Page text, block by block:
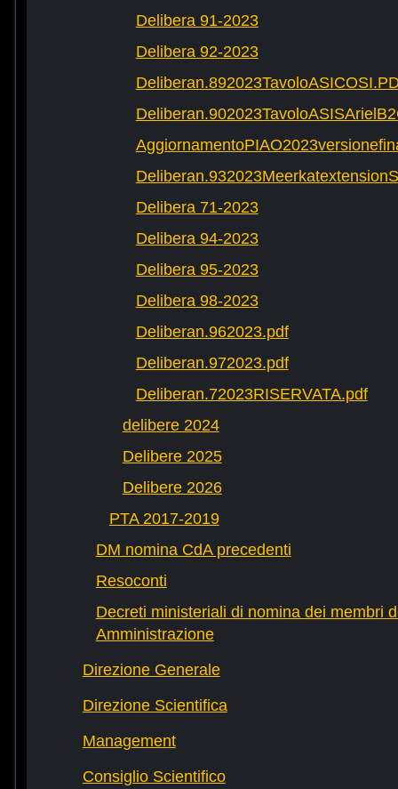
Delibera 91-2023
Delibera 92-2023
Delibera 71-2023
Delibera 94-2023
Delibera 95-2023
Delibera 98-2023
Deliberan.962023.pdf
Deliberan.972023.pdf
Deliberan.72023RISERVATA.pdf
delibere 2024
Delibere 2025
Delibere 2026
PTA 2017-2019
DM nomina CdA precedenti
Resoconti
Decreti ministeriali di nomina dei membri
Amministrazione
Direzione Generale
Direzione Scientifica
Management
Consiglio Scientifico